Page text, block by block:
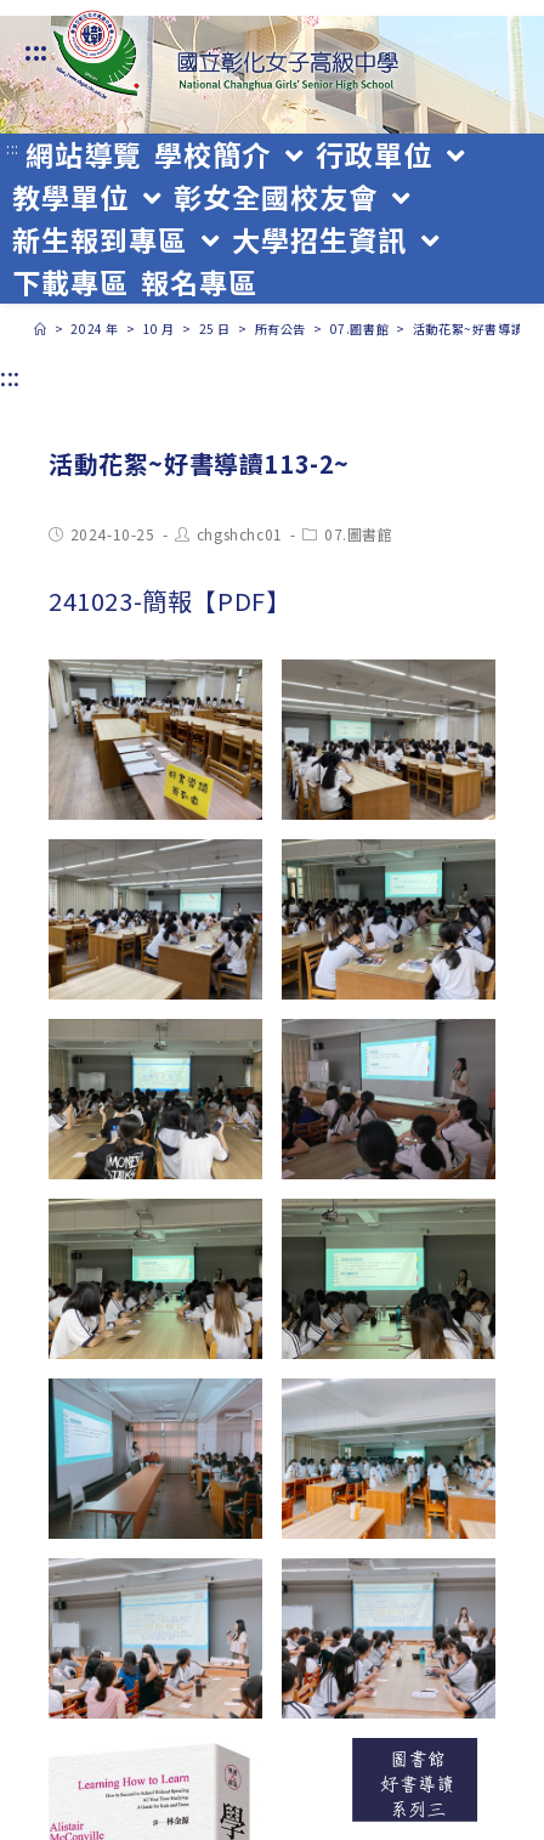
跳
轉
至
主
要
內
容
:::
::: 網站導覽 學校簡介
行政單位
教學單位
彰女全國校友會
新生報到專區
大學招生資訊
下載專區 報名專區
> 2024 年 > 10 月 > 25 日 > 所有公告 > 07.圖書館 > 活動花絮~好書導讀
:::
活動花絮~好書導讀113-2~
Post2024-10-25
Post
author:
chgshchc01
Post07.圖書館
241023-簡報【PDF】